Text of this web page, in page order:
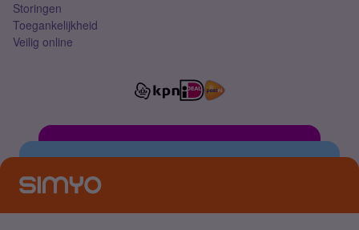
Storingen
Toegankelijkheid
Veilig online